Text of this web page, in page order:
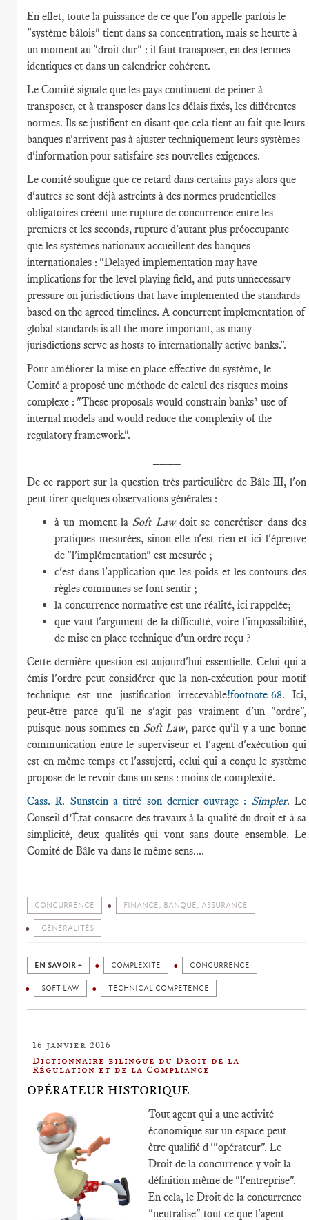
En effet, toute la puissance de ce que l'on appelle parfois le
"système bâlois" tient dans sa concentration, mais se heurte à
un moment au "droit dur" : il faut transposer, en des termes
identiques et dans un calendrier cohérent.
Le Comité signale que les pays continuent de peiner à
transposer, et à transposer dans les délais fixés, les différentes
normes. Ils se justifient en disant que cela tient au fait que leurs
banques n'arrivent pas à ajuster techniquement leurs systèmes
d'information pour satisfaire ses nouvelles exigences.
Le comité souligne que ce retard dans certains pays alors que
d'autres se sont déjà astreints à des normes prudentielles
obligatoires créent une rupture de concurrence entre les
premiers et les seconds, rupture d'autant plus préoccupante
que les systèmes nationaux accueillent des banques
internationales : "Delayed implementation may have
implications for the level playing field, and puts unnecessary
pressure on jurisdictions that have implemented the standards
based on the agreed timelines. A concurrent implementation of
global standards is all the more important, as many
jurisdictions serve as hosts to internationally active banks.".
Pour améliorer la mise en place effective du système, le
Comité a proposé une méthode de calcul des risques moins
complexe : "These proposals would constrain banks’ use of
internal models and would reduce the complexity of the
regulatory framework.".
De ce rapport sur la question très particulière de Bâle III, l'on
peut tirer quelques observations générales :
à un moment laSoft Law doit se concrétiser dans des
pratiques mesurées, sinon elle n'est rien et ici l'épreuve
de "l'implémentation" est mesurée ;
c'est dans l'application que les poids et les contours des
règles communes se font sentir ;
la concurrence normative est une réalité, ici rappelée;
que vaut l'argument de la difficulté, voire l'impossibilité,
de mise en place technique d'un ordre reçu ?
Cette dernière question est aujourd'hui essentielle. Celui qui a
émis l'ordre peut considérer que la non-exécution pour motif
technique est une justification irrecevable!footnote-68. Ici,
peut-être parce qu'il ne s'agit pas vraiment d'un "ordre",
puisque nous sommes en Soft Law, parce qu'il y a une bonne
communication entre le superviseur et l'agent d'exécution qui
est en même temps et l'assujetti, celui qui a conçu le système
propose de le revoir dans un sens : moins de complexité.
Cass. R. Sunstein a titré son dernier ouvrage : Simpler. Le
Conseil d’État consacre des travaux à la qualité du droit et à sa
simplicité, deux qualités qui vont sans doute ensemble. Le
Comité de Bâle va dans le même sens....
CONCURRENCE FINANCE, BANQUE, ASSURANCE
GÉNÉRALITÉS
EN SAVOIR + COMPLEXITÉ CONCURRENCE
SOFT LAW TECHNICAL COMPETENCE
16 janvier 2016
Dictionnaire bilingue du Droit de la
Régulation et de la Compliance
OPÉRATEUR HISTORIQUE
Tout agent qui a une activité
économique sur un espace peut
être qualifié d '"opérateur". Le
Droit de la concurrence y voit la
définition même de "l'entreprise".
En cela, le Droit de la concurrence
"neutralise" tout ce que l'agent